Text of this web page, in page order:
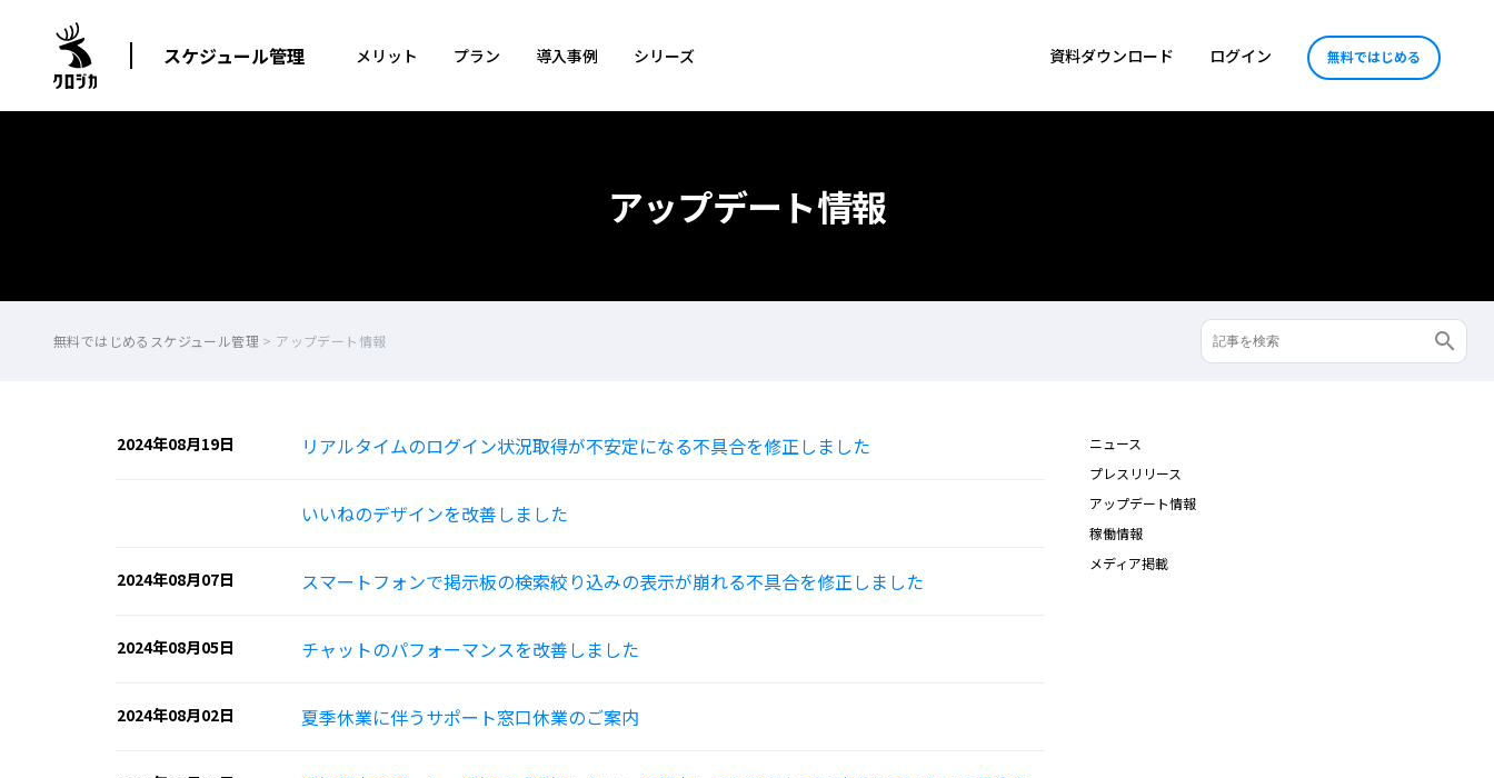
スケジュール管理 メリット プラン 導入事例 シリーズ 資料ダウンロード ログイン 無料ではじめる
アップデート情報
無料ではじめるスケジュール管理 > アップデート情報
2024年08月19日 リアルタイムのログイン状況取得が不安定になる不具合を修正しました
いいねのデザインを改善しました
2024年08月07日 スマートフォンで掲示板の検索絞り込みの表示が崩れる不具合を修正しました
2024年08月05日 チャットのパフォーマンスを改善しました
2024年08月02日 夏季休業に伴うサポート窓口休業のご案内
ニュース
プレスリリース
アップデート情報
稼働情報
メディア掲載